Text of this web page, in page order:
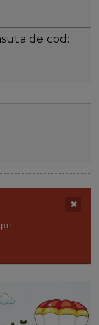
de cod: